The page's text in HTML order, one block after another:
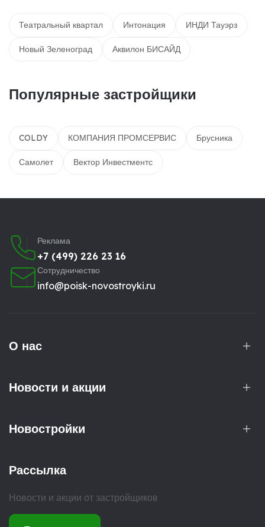
Театральный квартал Интонация ИНДИ Тауэрз
Новый Зеленоград Аквилон БИСАЙД
Популярные застройщики
COLDY КОМПАНИЯ ПРОМСЕРВИС Брусника
Самолет Вектор Инвестментс
Реклама
+7 (499) 226 23 16
Сотрудничество
info@poisk-novostroyki.ru
О нас
Новости и акции
Новостройки
Рассылка
Новости и акции от застройщиков